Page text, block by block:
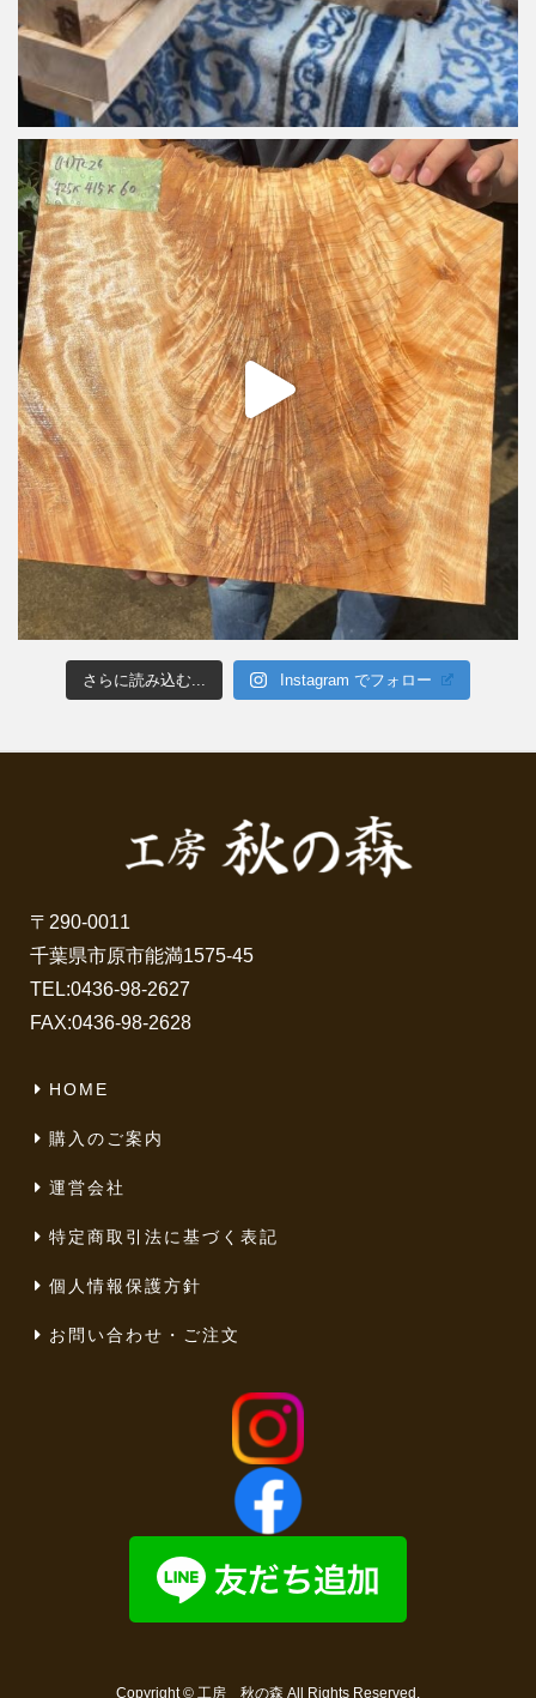
さらに読み込む... Instagram でフォロー
〒290-0011
千葉県市原市能満1575-45
TEL:0436-98-2627
FAX:0436-98-2628
HOME
購入のご案内
運営会社
特定商取引法に基づく表記
個人情報保護方針
お問い合わせ・ご注文
Copyright © 工房 秋の森 All Rights Reserved.